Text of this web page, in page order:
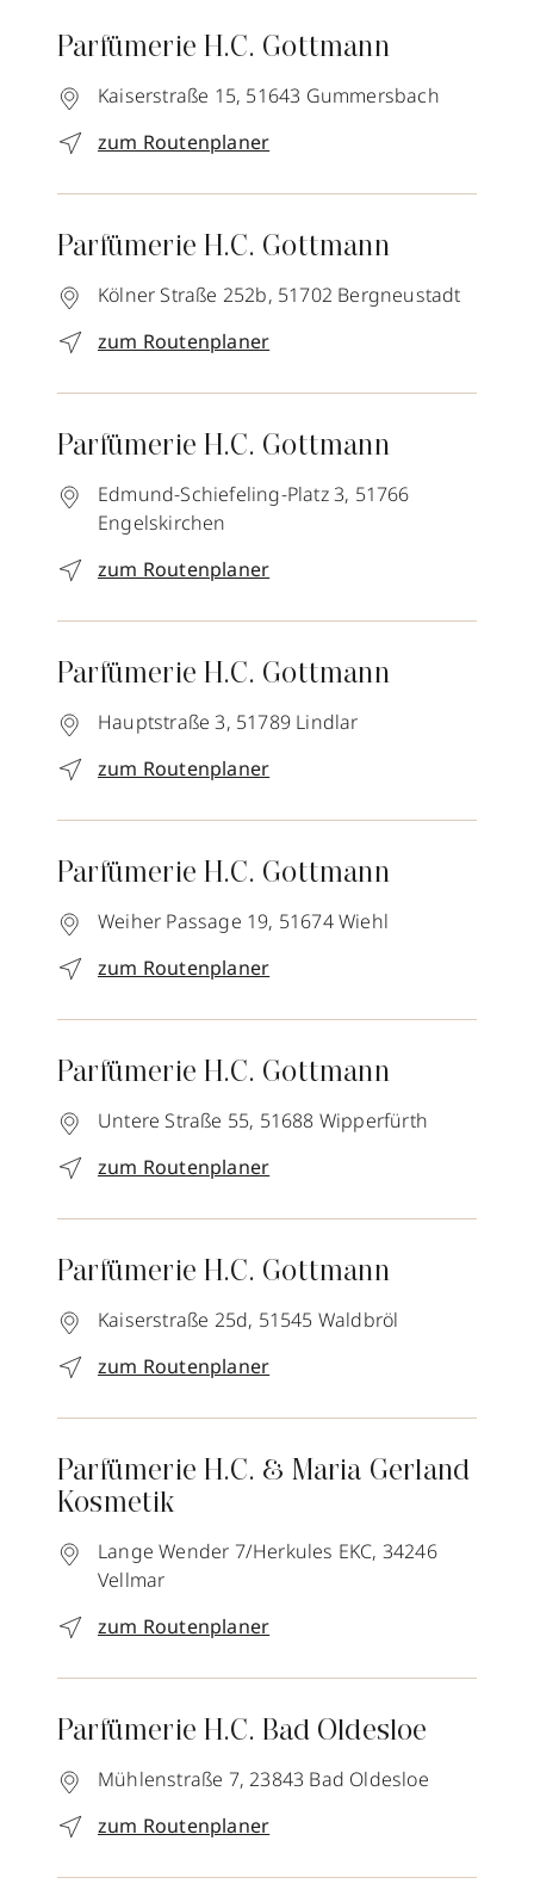
Parfümerie H.C. Gottmann
Kaiserstraße 15, 51643 Gummersbach
zum Routenplaner
Parfümerie H.C. Gottmann
Kölner Straße 252b, 51702 Bergneustadt
zum Routenplaner
Parfümerie H.C. Gottmann
Edmund-Schiefeling-Platz 3, 51766
Engelskirchen
zum Routenplaner
Parfümerie H.C. Gottmann
Hauptstraße 3, 51789 Lindlar
zum Routenplaner
Parfümerie H.C. Gottmann
Weiher Passage 19, 51674Wiehl
zum Routenplaner
Parfümerie H.C. Gottmann
Untere Straße 55, 51688 Wipperfürth
zum Routenplaner
Parfümerie H.C. Gottmann
Kaiserstraße 25d, 51545 Waldbröl
zum Routenplaner
Parfümerie H.C. & Maria Gerland
Kosmetik
Lange Wender 7/Herkules EKC, 34246
Vellmar
zum Routenplaner
Parfümerie H.C. Bad Oldesloe
Mühlenstraße 7, 23843 Bad Oldesloe
zum Routenplaner